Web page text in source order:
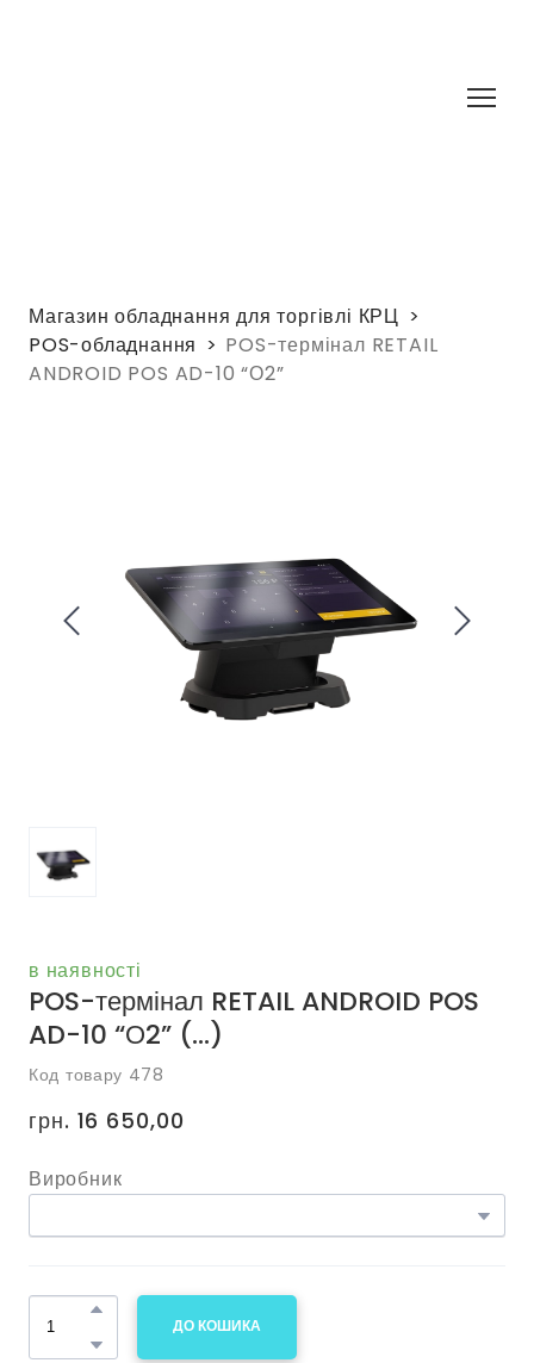
Магазин обладнання для торгівлі КРЦ
POS-обладнання
POS-термінал RETAIL
ANDROID POS AD-10 “О2”
в наявності
POS-термінал RETAIL ANDROID POS
AD-10 “О2” (...)
Код товару 478
грн. 16 650,00
Виробник
ДО КОШИКА